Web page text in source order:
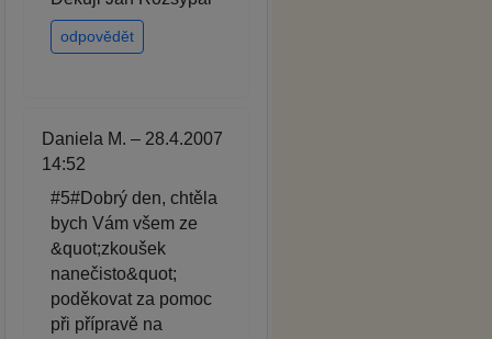
odpovědět
Daniela M. – 28.4.2007
14:52
#5#Dobrý den, chtěla
bych Vám všem ze
&quot;zkoušek
nanečisto&quot;
poděkovat za pomoc
při přípravě na